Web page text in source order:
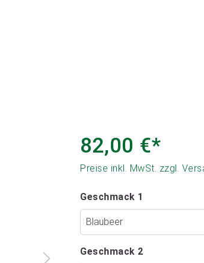
82,00 €*
Preise inkl. MwSt. zzgl.
Geschmack 1
Geschmack 2